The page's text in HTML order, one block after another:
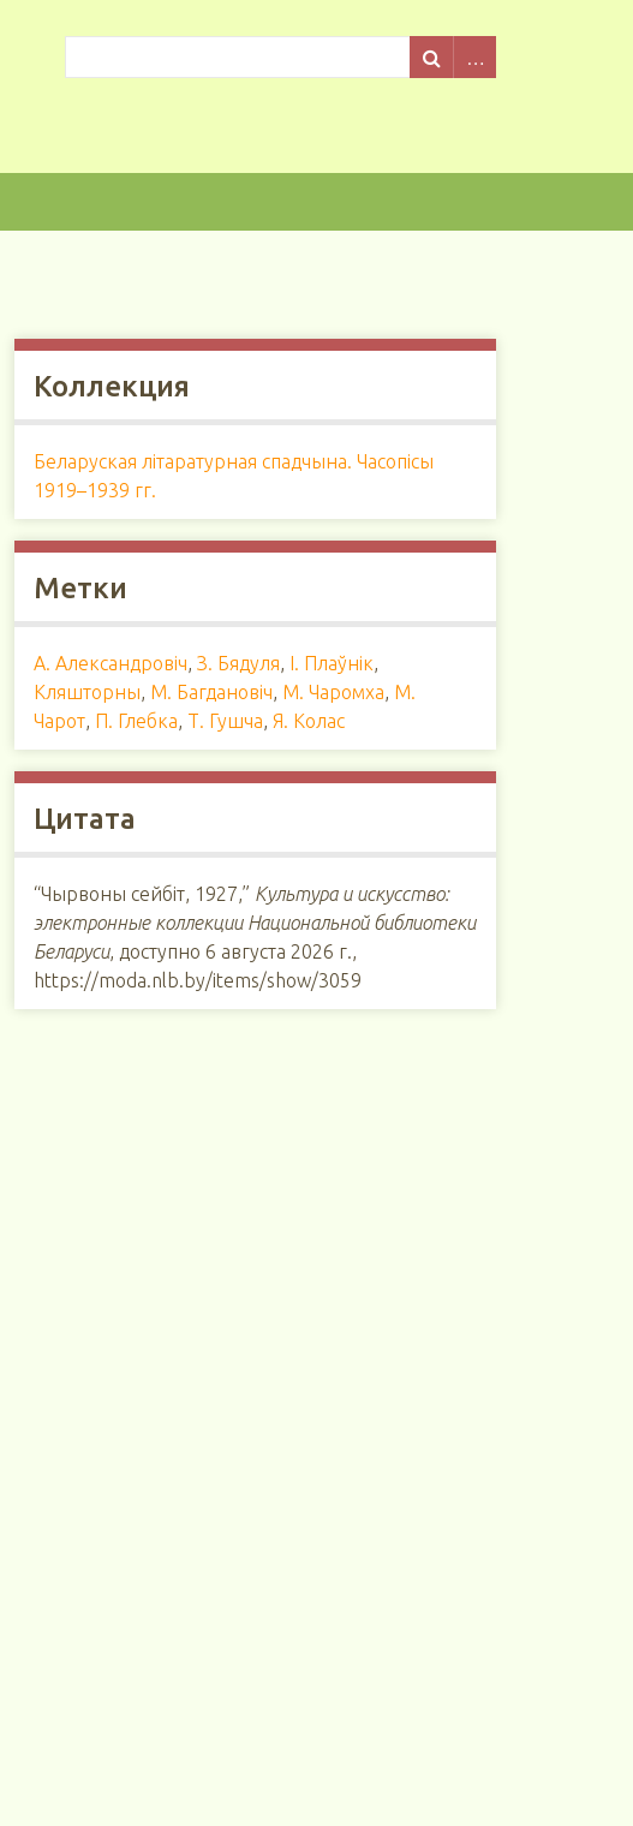
Коллекция
Беларуская літаратурная спадчына. Часопісы
1919–1939 гг.
Метки
А. Александровіч,З. Бядуля, І. Плаўнік,
Кляшторны, М. Багдановіч, М. Чаромха, М.
Чарот, П. Глебка, Т. Гушча,Я. Колас
Цитата
“Чырвоны сейбіт, 1927,” Культура и искусство:
электронные коллекции Национальной библиотеки
Беларуси, доступно 6 августа 2026 г.,
https://moda.nlb.by/items/show/3059